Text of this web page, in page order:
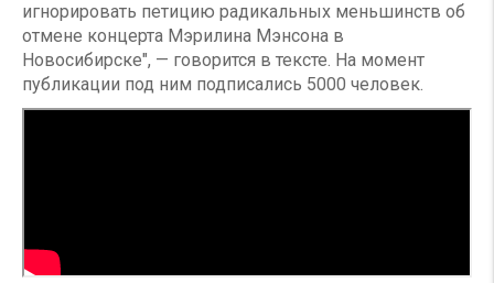
игнорировать петицию радикальных меньшинств об
отмене концерта Мэрилина Мэнсона в
Новосибирске", — говорится в тексте. На момент
публикации под ним подписались 5000 человек.